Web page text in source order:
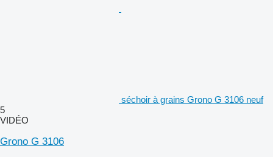
séchoir à grains Grono G 3106 neuf
5
VIDÉO
Grono G 3106